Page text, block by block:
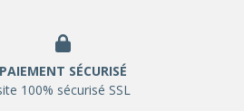
PAIEMENT SÉCURISÉ
100% sécurisé SSL